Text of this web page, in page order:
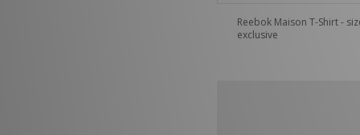
Reebok Maison T-Shirt -
exclusive